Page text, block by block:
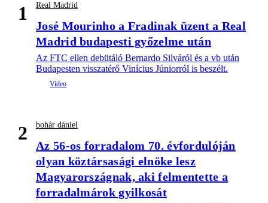
1 Real Madrid
José Mourinho a Fradinak üzent a Real
Madrid budapesti győzelme után
Az FTC ellen debütáló Bernardo Silváról és a vb után
Budapesten visszatérő Vinícius Júniorról is beszélt.
2 bohár dániel
Az 56-os forradalom 70. évfordulóján
olyan köztársasági elnöke lesz
Magyarországnak, aki felmentette a
forradalmárok gyilkosát